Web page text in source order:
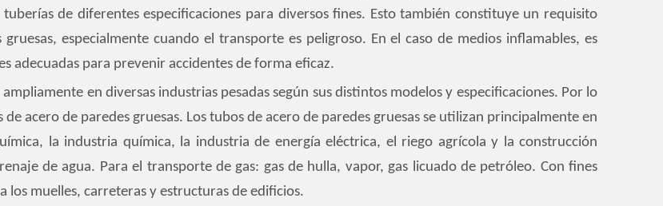
de diferentes especificaciones para diversos fines. Esto también constituye un requisito
especialmente cuando el transporte es peligroso. En el caso de medios inflamables, es
adecuadas para prevenir accidentes de forma eficaz.
en diversas industrias pesadas según sus distintos modelos y especificaciones. Por lo
acero de paredes gruesas. Los tubos de acero de paredes gruesas se utilizan principalmente en
la industria química, la industria de energía eléctrica, el riego agrícola y la construcción
de agua. Para el transporte de gas: gas de hulla, vapor, gas licuado de petróleo. Con fines
muelles, carreteras y estructuras de edificios.